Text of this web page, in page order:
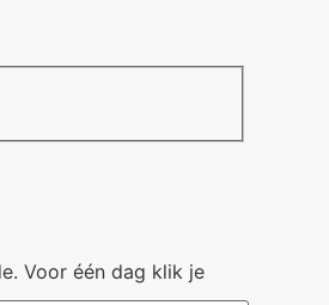
Voor één dag klik je